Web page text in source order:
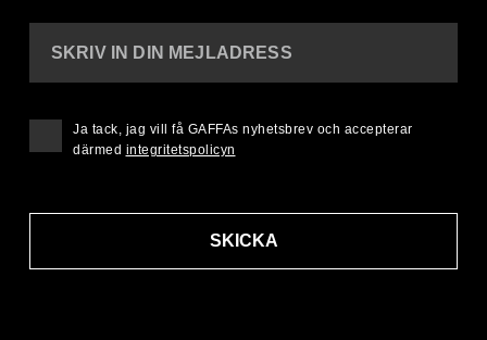
SKRIV IN DIN MEJLADRESS
SKICKA
Ja tack, jag vill få GAFFAs nyhetsbrev och accepterar
därmed integritetspolicyn